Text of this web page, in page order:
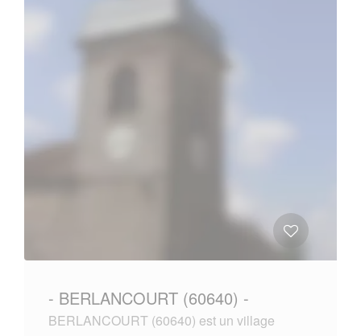
- BERLANCOURT (60640) -
BERLANCOURT (60640) est un village